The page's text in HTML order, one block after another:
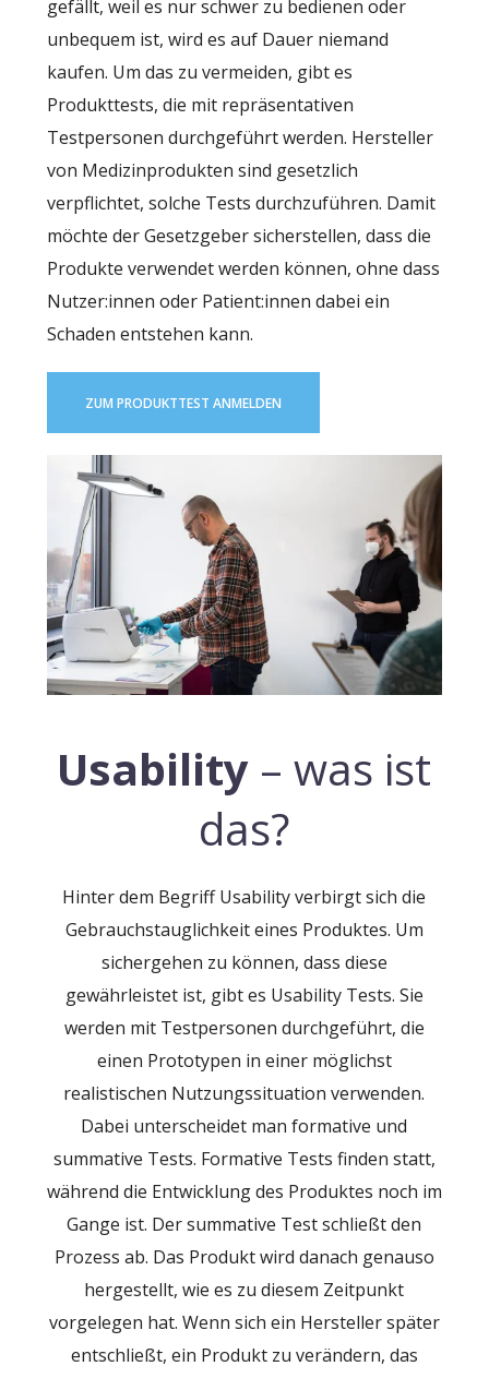
gefällt, weil es nur schwer zu bedienen oder
unbequem ist, wird es auf Dauer niemand
kaufen. Um das zu vermeiden, gibt es
Produkttests, die mit repräsentativen
Testpersonen durchgeführt werden. Hersteller
von Medizinprodukten sind gesetzlich
verpflichtet, solche Tests durchzuführen. Damit
möchte der Gesetzgeber sicherstellen, dass die
Produkte verwendet werden können, ohne dass
Nutzer:innen oder Patient:innen dabei ein
Schaden entstehen kann.
ZUM PRODUKTTEST ANMELDEN
Usability – was ist
das?
Hinter dem Begriff Usability verbirgt sich die
Gebrauchstauglichkeit eines Produktes. Um
sichergehen zu können, dass diese
gewährleistet ist, gibt es Usability Tests. Sie
werden mit Testpersonen durchgeführt, die
einen Prototypen in einer möglichst
realistischen Nutzungssituation verwenden.
Dabei unterscheidet man formative und
summative Tests. Formative Tests finden statt,
während die Entwicklung des Produktes noch im
Gange ist. Der summative Test schließt den
Prozess ab. Das Produkt wird danach genauso
hergestellt, wie es zu diesem Zeitpunkt
vorgelegen hat. Wenn sich ein Hersteller später
entschließt, ein Produkt zu verändern, das